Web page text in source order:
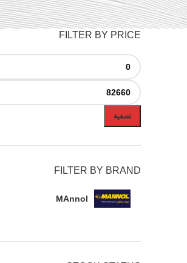
FILTER BY PRICE
تصفية
FILTER BY BRAND
MAnnol